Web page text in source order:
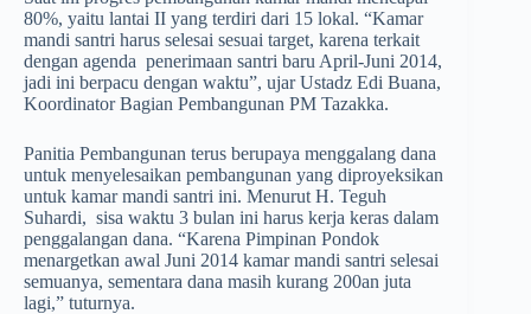
80%, yaitu lantai II yang terdiri dari 15 lokal. “Kamar
mandi santri harus selesai sesuai target, karena terkait
dengan agenda penerimaan santri baru April-Juni 2014,
jadi ini berpacu dengan waktu”, ujar Ustadz Edi Buana,
Koordinator Bagian Pembangunan PM ­Tazakka.
Panitia Pembangunan terus berupaya menggalang dana
untuk menyelesaikan pembangunan yang diproyeksikan
untuk kamar mandi santri ini. Menurut H. Teguh
Suhardi, sisa waktu 3 bulan ini harus kerja keras dalam
penggalangan dana. “Karena Pimpinan Pondok
menargetkan awal Juni 2014 kamar mandi santri selesai
semuanya, sementara dana masih kurang 200an juta
lagi,” tuturnya.